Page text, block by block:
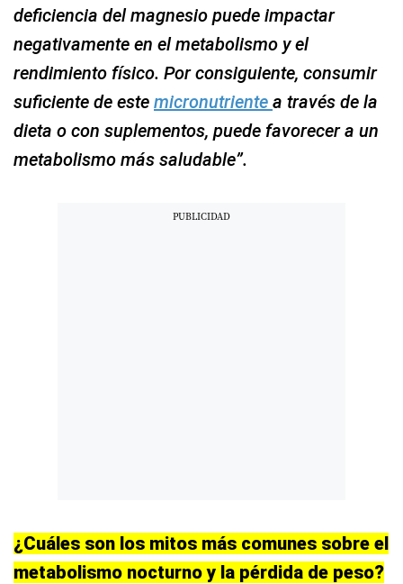
deficiencia del magnesio puede impactar
negativamente en el metabolismo y el
rendimiento físico. Por consiguiente, consumir
suficiente de este micronutriente a través de la
dieta o con suplementos, puede favorecer a un
metabolismo más saludable”.
¿Cuáles son los mitos más comunes sobre el
metabolismo nocturno y la pérdida de peso?